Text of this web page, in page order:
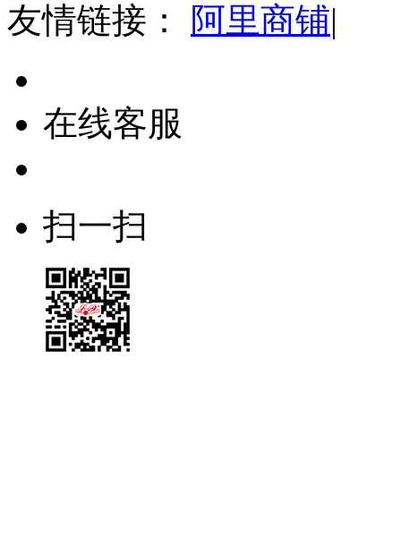
友情链接： 阿里商铺|
在线客服
扫一扫